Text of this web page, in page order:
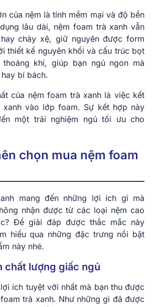
của nệm là tính mềm mại và độ bền
lâu dài, nệm foam trà xanh vẫn
chảy xệ, giữ nguyên được form
thiết kế nguyên khối và cấu trúc bọt
khí, giúp bạn ngủ ngon mà
bí bách.
của nệm foam trà xanh là việc kết
xanh vào lớp foam. Sự kết hợp này
một trải nghiệm ngủ tối ưu cho
chọn mua nệm foam
mang đến những lợi ích gì mà
nhận được từ các loại nệm cao
Để giải đáp được thắc mắc này
hiểu qua những đặc trưng nổi bật
này nhé.
chất lượng giấc ngủ
ích tuyệt vời nhất mà bạn thu được
trà xanh. Như những gì đã được